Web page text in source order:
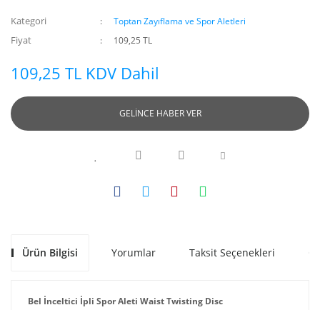
Kategori Toptan Zayıflama ve Spor Aletleri
Fiyat 109,25 TL
109,25 TL KDV Dahil
GELİNCE HABER VER
Ürün Bilgisi Yorumlar Taksit Seçenekleri
Bel İnceltici İpli Spor Aleti Waist Twisting Disc